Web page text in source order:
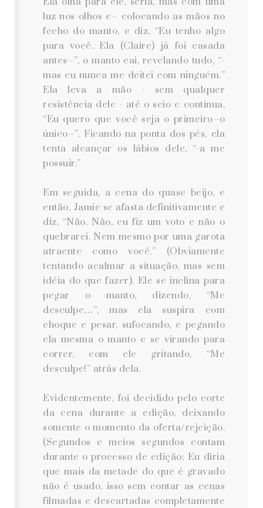
luz nos olhos e-- colocando as mãos no
fecho do manto, e diz, “Eu tenho algo
para você. Ela (Claire) já foi casada
antes--”, o manto cai, revelando tudo, “-
mas eu nunca me deitei com ninguém.”
Ela leva a mão - sem qualquer
resistência dele - até o seio e continua,
“Eu quero que você seja o primeiro--o
único--”. Ficando na ponta dos pés, ela
tenta alcançar os lábios dele, “-a me
possuir.”
Em seguida, a cena do quase beijo, e
então, Jamie se afasta definitivamente e
diz, “Não. Não, eu fiz um voto e não o
quebrarei. Nem mesmo por uma garota
atraente como você.” (Obviamente
tentando acalmar a situação, mas sem
idéia do que fazer). Ele se inclina para
pegar o manto, dizendo, “Me
desculpe…”, mas ela suspira com
choque e pesar, sufocando, e pegando
ela mesma o manto e se virando para
correr, com ele gritando, “Me
desculpe!” atrás dela.
Evidentemente, foi decidido pelo corte
da cena durante a edição, deixando
somente o momento da oferta/rejeição.
(Segundos e meios segundos contam
durante o processo de edição; Eu diria
que mais da metade do que é gravado
não é usado, isso sem contar as cenas
filmadas e descartadas completamente